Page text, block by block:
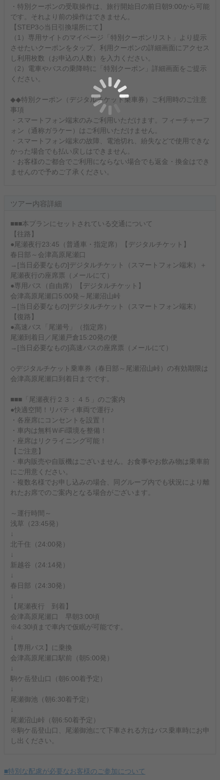
・特別クーポンの受取操作は、旅行開始日の前日朝9:00から可能
です。それより前の操作はできません。
【STEP3◇当日引換場所にて】
（1）専用サイトのマイページ「特別クーポンリスト」より提示
させたいクーポンをタップ、利用クーポンの詳細画面にアクセス
し利用枚数（お申込の人数）を入力ください。
（2）電車やバスの乗降時に「特別クーポン」詳細画面をご提示
ください。
◆◆特別クーポン（デジタルチケット乗車券）ご利用時のご注意
事項
・スマートフォン端末のみご利用いただけます。フィーチャーフ
ォン（通称ガラケー）はご利用いただけません。
・スマートフォン端末の故障、電池切れ、紛失などで使用できな
かった場合でも払い戻しはできません。
・お客様のご都合でご利用にならない場合でも返金・換金はでき
ませんので予めご了承ください。
ツアー内容詳細
■■■本プランにセットされている交通について
【往路】
●尾瀬夜行23:45（普通車・指定席）【デジタルチケット】
春日部～会津高原尾瀬口
→[当日必要なもの]デジタルチケット（スマートフォン端末）＋
尾瀬夜行の座席票（メールにて）
●専用バス（自由席）【デジタルチケット】
会津高原尾瀬口5:00発～尾瀬沼山峠
→[当日必要なもの]デジタルチケット（スマートフォン端末）
【復路】
●高速バス「尾瀬号」（指定席）
尾瀬到着日／尾瀬戸倉15:20発の便
→[当日必要なもの]高速バスの座席票（メールにて）
◇デジタルチケット乗車券（春日部～尾瀬沼山峠）の有効期限は
会津高原尾瀬口到着日までです。
■■■「尾瀬夜行２３：４５」のご案内
●快適空間！リバティ車両で運行♪
・各座席にコンセントを設置！
・車内は無料ＷiFi環境を整備！
・座席はリクライニング可能！
【ご注意】
・車内販売や自販機はございません。お食事やお飲み物は乗車前
にご用意ください。
・複数名様でお申し込みの場合、同グループ内でも状況により離
れたお席でのご案内となる場合がございます。
～運行時間～
浅草（23:45発）
↓
北千住（24:00発）
↓
新越谷（24:14発）
↓
春日部（24:30発）
↓
【尾瀬夜行 到着】
会津高原尾瀬口 早朝3:00頃
※4:30頃まで車内で仮眠が可能です。
↓
【専用バス】に乗換
会津高原尾瀬口駅前（朝5:00発）
↓
駒ケ岳登山口（朝6:00着予定）
↓
尾瀬御池（朝6:30着予定）
↓
尾瀬沼山峠（朝6:50着予定）
※駒ケ岳登山口、尾瀬御池にて下車される方はバス乗車時にお申
し出ください。
■特別な配慮が必要なお客様のご参加について